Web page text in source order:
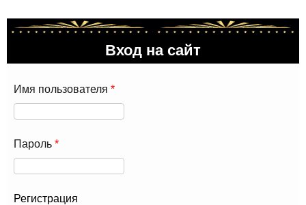
Вход на сайт
Имя пользователя *
Пароль *
Регистрация